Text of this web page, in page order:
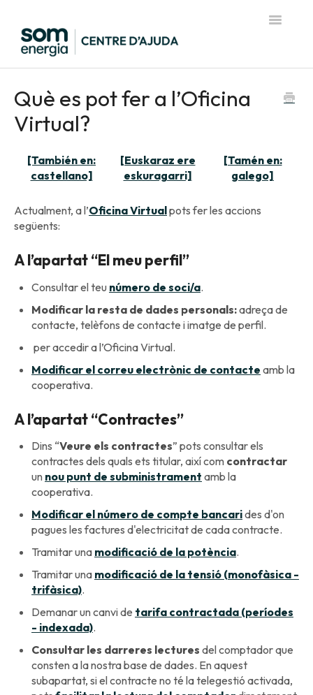
Toggle
Què es pot fer a l’Oficina
Virtual?
[También en:
castellano]
[Euskaraz ere
eskuragarri]
[Tamén en:
galego]
Actualment, a l’Oficina Virtualpots fer les accions
següents:
A l’apartat “El meu perfil”
Consultar el teu número de soci/a.
Modificar la resta de dades personals:adreça de
contacte, telèfons de contacte i imatge de perfil.
per accedir a l’Oficina Virtual.
Modificar el correu electrònic de contacte amb la
cooperativa.
A l’apartat “Contractes”
Dins “Veure els contractes” pots consultar els
contractes dels quals ets titular, així com contractar
un nou punt de subministrament amb la
cooperativa.
Modificar el número de compte bancarides d'on
pagues les factures d'electricitat de cada contracte.
Tramitar una modificació de la potència.
Tramitar una modificació de la tensió (monofàsica -
trifàsica).
Demanar un canvi de tarifa contractada (períodes
- indexada).
Consultar les darreres lectures del comptador que
consten a la nostra base de dades. En aquest
subapartat, si el contracte no té la telegestió activada,